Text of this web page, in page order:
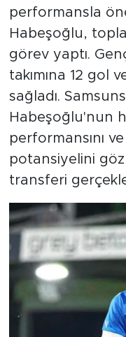
performansla
Habeşoğlu,
görev yaptı.
takımına 12 gol
sağladı.
Habeşoğlu'nun
performansını
potansiyelini
transferi